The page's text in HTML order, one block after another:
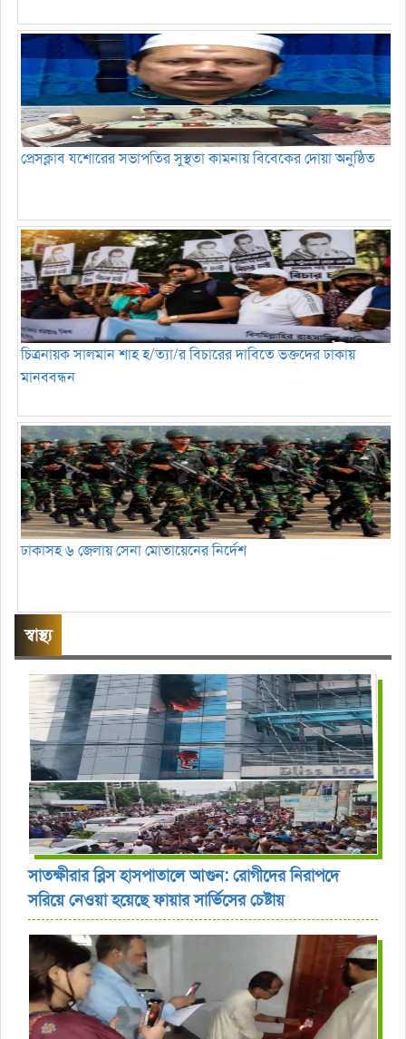
প্রেসক্লাব যশোরের সভাপতির সুস্থতা কামনায় বিবেকের দোয়া অনুষ্ঠিত
চিত্রনায়ক সালমান শাহ হ/ত্যা/র বিচারের দাবিতে ভক্তদের ঢাকায়
মানববন্ধন
ঢাকাসহ ৬ জেলায় সেনা মোতায়েনের নির্দেশ
স্বাস্থ্য
সাতক্ষীরার ব্লিস হাসপাতালে আগুন: রোগীদের নিরাপদে
সরিয়ে নেওয়া হয়েছে ফায়ার সার্ভিসের চেষ্টায়